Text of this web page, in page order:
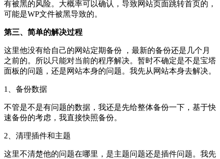
有被黑的风险。大概率可以确认，导致网站页面跳转首页的，
可能是WP文件被黑导致的。
第三、简单的解决过程
这里他没有给自己的网站定期备份 ，最新的备份还是几个月
之前的。所以只能对当前的程序解决。暂时不确定是不是宝塔
面板的问题，还是网站本身的问题。我先从网站本身去解决。
1、备份数据
不管是不是有问题的数据，我还是先给整体备份一下，基于快
速备份的考虑，我直接快照备份。
2、清理插件和主题
这里不清楚他的问题在哪里，是主题问题还是插件问题。我先